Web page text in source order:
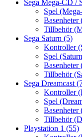
Sega Mega-CD /
Spel
Tillbehör
Sega Saturn (5)
Kontroller
Spel
Basenheter
Tillbehör
Sega Dreamcast
Kontroller
Spel
Basenheter
Tillbehör
Playstation 1 (55)